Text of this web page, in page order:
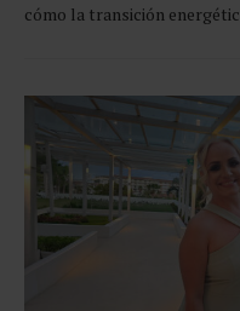
cómo la transición